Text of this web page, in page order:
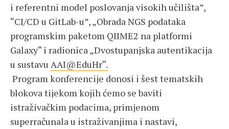
i referentni model poslovanja visokih učilišta”,
“CI/CD u GitLab-u”, „Obrada NGS podataka
programskim paketom QIIME2 na platformi
Galaxy“ i radionica „Dvostupanjska autentikacija
u sustavu AAI@EduHr“.
Program konferencije donosi i šest tematskih
blokova tijekom kojih ćemo se baviti
istraživačkim podacima, primjenom
superračunala u istraživanjima i nastavi,